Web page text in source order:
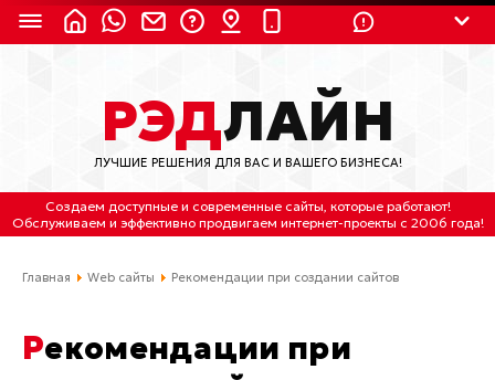
8 (800) 550-9899 (с 2:30 до 11:30 по
Мск)
Бесплатно по России
(4212) 658-653
(4212) 637-673
Отдельный вход \ Левый торец здания
РЭДЛАЙН
ЛУЧШИЕ РЕШЕНИЯ ДЛЯ ВАС И ВАШЕГО БИЗНЕСА!
Создаем доступные и современные сайты, которые работают!
Обслуживаем и эффективно продвигаем интернет-проекты с 2006 года!
Главная Web сайты Рекомендации при создании сайтов
Рекомендации при